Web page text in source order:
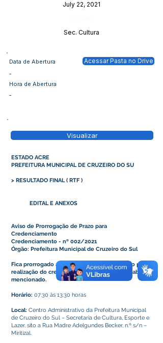
July 22, 2021
Sec. Cultura
Data de Abertura
-
Hora de Abertura
Acessar Pasta no Drive
-
Visualizar
ESTADO ACRE
PREFEITURA MUNICIPAL DE CRUZEIRO DO SU
> RESULTADO FINAL( RTF )
EDITAL E ANEXOS
Aviso de Prorrogação de Prazo para
Credenciamento
Credenciamento - nº 002/2021
Órgão: Prefeitura Municipal de Cruzeiro do Sul
Fica prorrogado até o dia 31/08/2021 o prazo para
realização do credenciamento para o objeto abaixo
mencionado.
Horário: 07:30 às 13:30 horas
Local: Centro Administrativo da Prefeitura Municipal
de Cruzeiro do Sul – Secretaria de Cultura, Esporte e
Lazer, sito a Rua Madre Adelgundes Becker, n.º s/n –
Miritizal.